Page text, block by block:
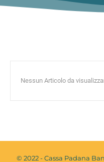
Nessun Articolo da
© 2022 - Cassa Padana